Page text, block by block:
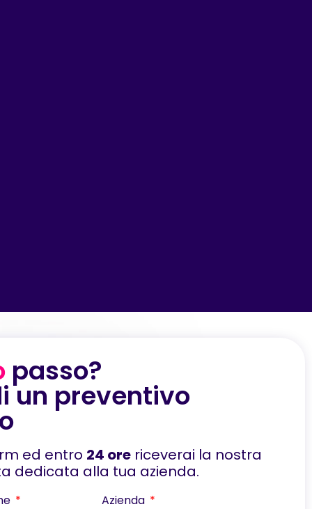
passo?
un preventivo
ed entro 24 orericeverai la nostra
dedicata alla tua azienda.
Azienda